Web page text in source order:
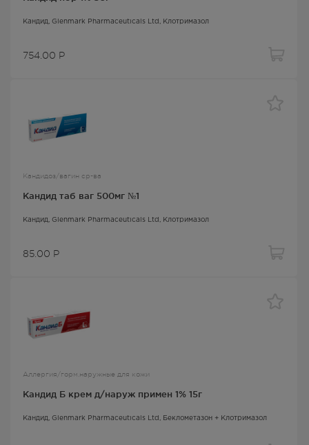
Кандид, Glenmark Pharmaceuticals Ltd, Клотримазол
754.00 Р
Кандидоз/вагин ср-ва
Кандид таб ваг 500мг №1
Кандид, Glenmark Pharmaceuticals Ltd, Клотримазол
85.00 Р
Аллергия/горм.наружные для кожи
Кандид Б крем д/наруж примен 1% 15г
Кандид, Glenmark Pharmaceuticals Ltd, Беклометазон + Клотримазол